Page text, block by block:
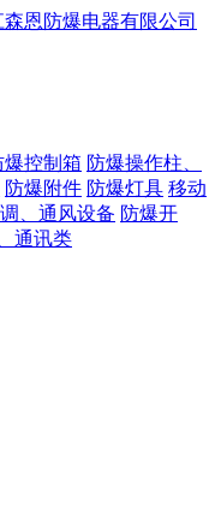
爆控制箱 防爆操作柱、
防爆附件 防爆灯具 移动
、通风设备 防爆开
通讯类